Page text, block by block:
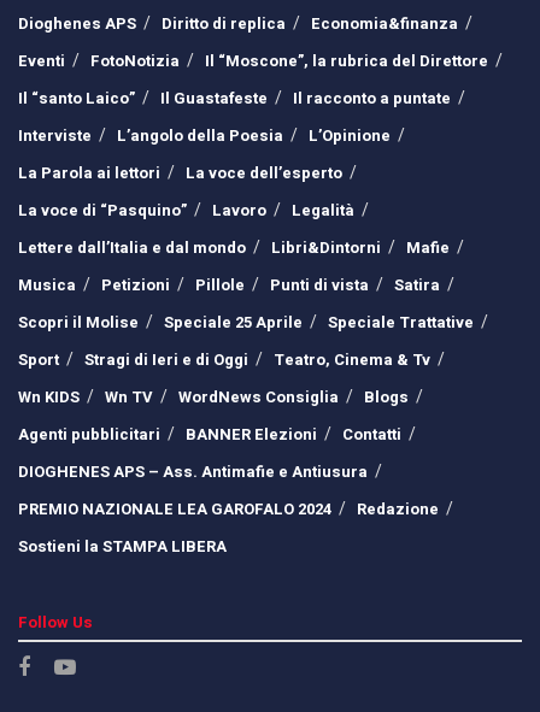
Dioghenes APS
Diritto di replica
Economia&finanza
Eventi
FotoNotizia
Il “Moscone”, la rubrica del Direttore
Il “santo Laico”
Il Guastafeste
Il racconto a puntate
Interviste
L’angolo della Poesia
L’Opinione
La Parola ai lettori
La voce dell’esperto
La voce di “Pasquino”
Lavoro
Legalità
Lettere dall’Italia e dal mondo
Libri&Dintorni
Mafie
Musica
Petizioni Pillole Punti di vista
Satira
Scopri il Molise
Speciale 25 Aprile
Speciale Trattative
Sport
Stragi di Ieri e di Oggi
Teatro, Cinema & Tv
Wn KIDS
Wn TV WordNews Consiglia
Blogs
Agenti pubblicitari
BANNER Elezioni
Contatti
DIOGHENES APS – Ass. Antimafie e Antiusura
PREMIO NAZIONALE LEA GAROFALO 2024
Redazione
Sostieni la STAMPA LIBERA
Follow Us